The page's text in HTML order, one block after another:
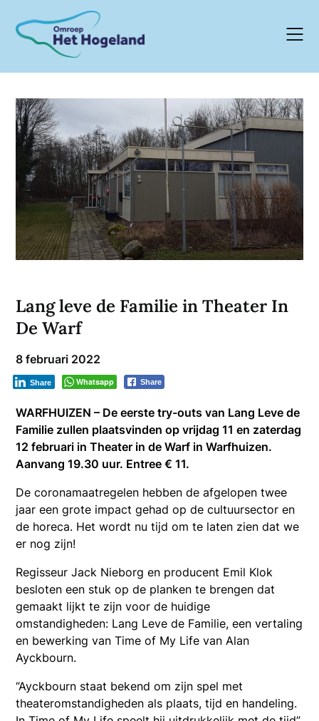
content
Lang leve de Familie in Theater In
De Warf
8 februari 2022
Whatsapp Share
Share
WARFHUIZEN – De eerste try-outs van Lang Leve de
Familie zullen plaatsvinden op vrijdag 11 en zaterdag
12 februari in Theater in de Warf in Warfhuizen.
Aanvang 19.30 uur. Entree € 11.
De coronamaatregelen hebben de afgelopen twee
jaar een grote impact gehad op de cultuursector en
de horeca. Het wordt nu tijd om te laten zien dat we
er nog zijn!
Regisseur Jack Nieborg en producent Emil Klok
besloten een stuk op de planken te brengen dat
gemaakt lijkt te zijn voor de huidige
omstandigheden: Lang Leve de Familie, een vertaling
en bewerking van Time of My Life van Alan
Ayckbourn.
“Ayckbourn staat bekend om zijn spel met
theateromstandigheden als plaats, tijd en handeling.